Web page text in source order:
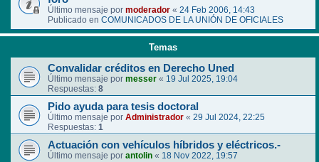
Último mensaje por moderador « 24 Feb 2006, 14:43
Publicado en COMUNICADOS DE LA UNIÓN DE OFICIALES
Temas
Convalidar créditos en Derecho Uned
Último mensaje por messer « 19 Jul 2025, 19:04
Respuestas: 8
Pido ayuda para tesis doctoral
Último mensaje por Administrador « 29 Jul 2024, 22:25
Respuestas: 1
Actuación con vehículos híbridos y eléctricos.-
Último mensaje por antolin « 18 Nov 2022, 19:57